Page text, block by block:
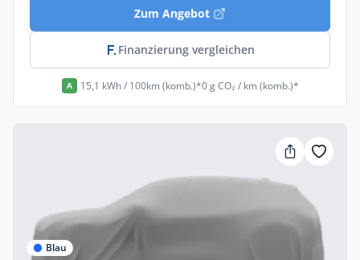
Zum Angebot
Finanzierung vergleichen
A 15,1 kWh / 100km (komb.)*0 g CO₂ / km (komb.)*
Blau